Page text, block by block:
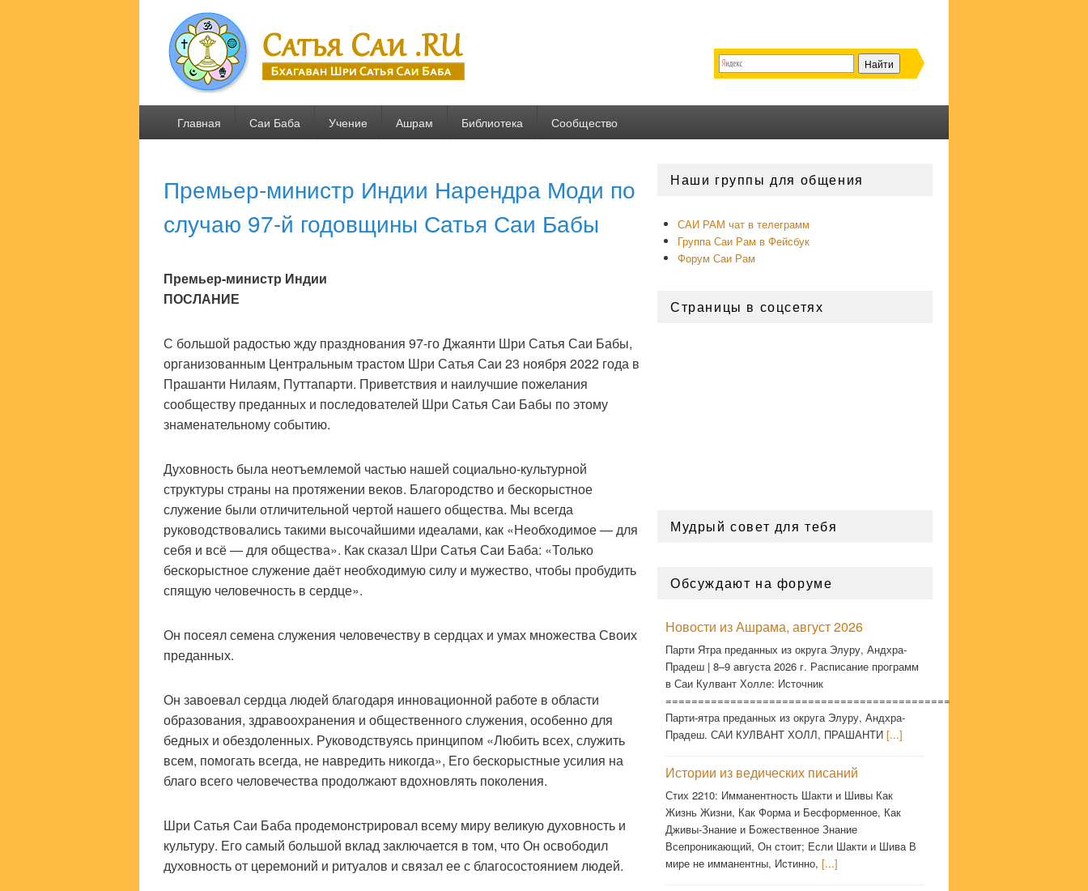
Сатья Саи .RU
Бхагаван Шри Сатья Саи Баба
Главная Саи Баба Учение Ашрам Библиотека Сообщество
Премьер-министр Индии Нарендра Моди по
случаю 97-й годовщины Сатья Саи Бабы
Премьер-министр Индии
ПОСЛАНИЕ
С большой радостью жду празднования 97-го Джаянти Шри Сатья Саи Бабы,
организованным Центральным трастом Шри Сатья Саи 23 ноября 2022 года в
Прашанти Нилаям, Путтапарти. Приветствия и наилучшие пожелания
сообществу преданных и последователей Шри Сатья Саи Бабы по этому
знаменательному событию.
Духовность была неотъемлемой частью нашей социально-культурной
структуры страны на протяжении веков. Благородство и бескорыстное
служение были отличительной чертой нашего общества. Мы всегда
руководствовались такими высочайшими идеалами, как «Необходимое — для
себя и всё — для общества». Как сказал Шри Сатья Саи Баба: «Только
бескорыстное служение даёт необходимую силу и мужество, чтобы пробудить
спящую человечность в сердце».
Он посеял семена служения человечеству в сердцах и умах множества Своих
преданных.
Он завоевал сердца людей благодаря инновационной работе в области
образования, здравоохранения и общественного служения, особенно для
бедных и обездоленных. Руководствуясь принципом «Любить всех, служить
всем, помогать всегда, не навредить никогда», Его бескорыстные усилия на
благо всего человечества продолжают вдохновлять поколения.
Шри Сатья Саи Баба продемонстрировал всему миру великую духовность и
культуру. Его самый большой вклад заключается в том, что Он освободил
духовность от церемоний и ритуалов и связал ее с благосостоянием людей.
основной
Наши группы для общения
САИ РАМ чат в телеграмм
Группа Саи Рам в Фейсбук
Форум Саи Рам
Страницы в соцсетях
Мудрый совет для тебя
Обсуждают на форуме
Новости из Ашрама, август 2026
Парти Ятра преданных из округа Элуру, Андхра-
Прадеш | 8–9 августа 2026 г. Расписание программ
в Саи Кулвант Холле: Источник
============================================
Парти-ятра преданных из округа Элуру, Андхра-
Прадеш. САИ КУЛВАНТ ХОЛЛ, ПРАШАНТИ [...]
Истории из ведических писаний
Стих 2210: Имманентность Шакти и Шивы Как
Жизнь Жизни, Как Форма и Бесформенное, Как
Дживы-Знание и Божественное Знание
Всепроникающий, Он стоит; Если Шакти и Шива В
мире не имманентны, Истинно, [...]